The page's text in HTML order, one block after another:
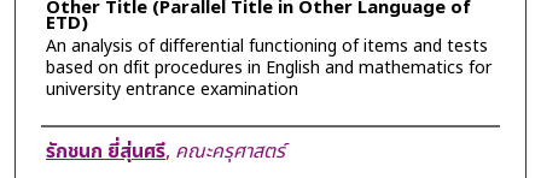
Other Title (Parallel Title in Other Language of
ETD)
An analysis of differential functioning of items and tests
based on dfit procedures in English and mathematics for
university entrance examination
Author
รักชนก ยี่สุ่นศรี, คณะครุศาสตร์